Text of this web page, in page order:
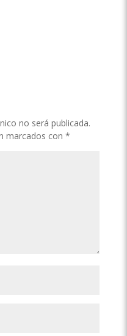
no será publicada.
marcados con *